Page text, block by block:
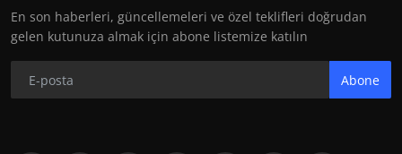
En son haberleri, güncellemeleri ve özel teklifleri doğrudan
gelen kutunuza almak için abone listemize katılın
Abone